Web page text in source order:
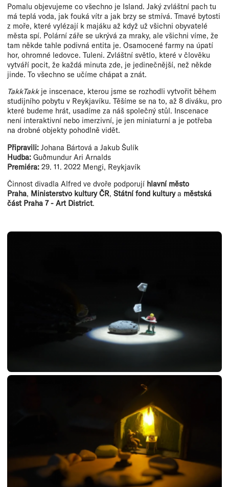
Pomalu objevujeme co všechno je Island. Jaký zvláštní pach tu
má teplá voda, jak fouká vítr a jak brzy se stmívá. Tmavé bytosti
z moře, které vylézají k majáku až když už všichni obyvatelé
města spí. Polární záře se ukrývá za mraky, ale všichni víme, že
tam někde tahle podivná entita je. Osamocené farmy na úpatí
hor, ohromné ledovce. Tuleni. Zvláštní světlo, které v člověku
vytváří pocit, že každá minuta zde, je jedinečnější, než někde
jinde. To všechno se učíme chápat a znát. ​
TakkTakkje inscenace, kterou jsme se rozhodli vytvořit během
studijního pobytu v Reykjavíku. Těšíme se na to, až 8 diváku, pro
které budeme hrát, usadíme za náš společný stůl. Inscenace
není interaktivní nebo imerzivní, je jen miniaturní a je potřeba
na drobné objekty pohodlně vidět.
Připravili: Johana Bártová a Jakub Šulík
Hudba: Guðmundur Ari Arnalds
Premiéra: 29. 11. 2022 Mengi, Reykjavík
Činnost divadla Alfred ve dvoře podporují hlavní město
Praha, Ministerstvo kultury ČR, Státní fond kulturya městská
část Praha 7 - Art District.